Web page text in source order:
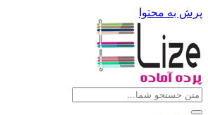
پرش به محتوا